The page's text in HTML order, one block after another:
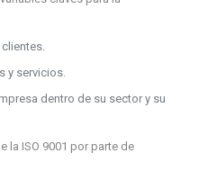
y servicios.
dentro de su sector y su
la ISO 9001 por parte de